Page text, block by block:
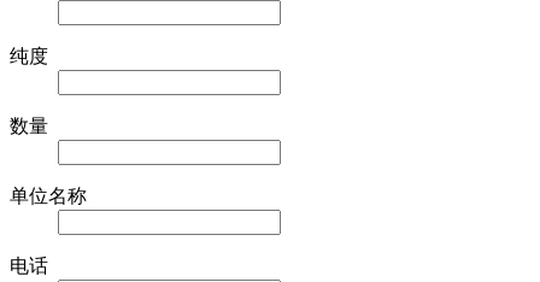
纯度
数量
单位名称
电话